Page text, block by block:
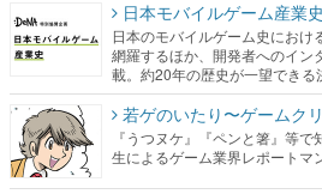
日本モバイルゲーム産業史
日本のモバイルゲーム史にお
網羅するほか、開発者へのイン
載。約20年の歴史が一望できる
若ゲのいたり〜ゲームク
『うつヌケ』『ペンと箸』等
生によるゲーム業界レポートマ